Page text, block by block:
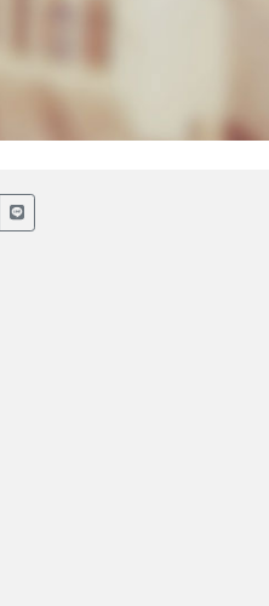
(另開新視窗)
浪分享(另開新視窗)
Line分享(另開新視窗)